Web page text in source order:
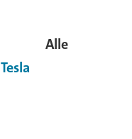
Alle
Tesla